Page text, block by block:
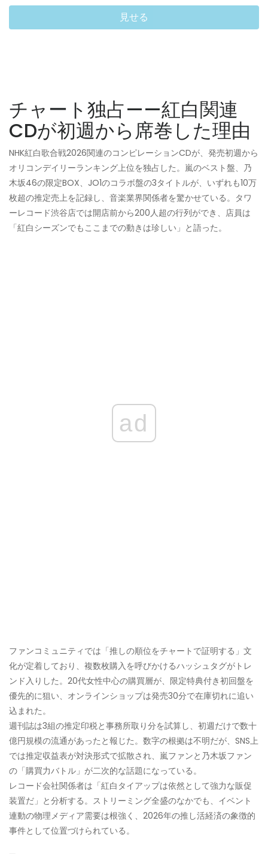
見せる
チャート独占——紅白関連
CDが初週から席巻した理由
NHK紅白歌合戦2026関連のコンピレーションCDが、発売初週から
オリコンデイリーランキング上位を独占した。嵐のベスト盤、乃
木坂46の限定BOX、JO1のコラボ盤の3タイトルが、いずれも10万
枚超の推定売上を記録し、音楽業界関係者を驚かせている。タワ
ーレコード渋谷店では開店前から200人超の行列ができ、店員は
「紅白シーズンでもここまでの動きは珍しい」と語った。
ad
ファンコミュニティでは「推しの順位をチャートで証明する」文
化が定着しており、複数枚購入を呼びかけるハッシュタグがトレ
ンド入りした。20代女性中心の購買層が、限定特典付き初回盤を
優先的に狙い、オンラインショップは発売30分で在庫切れに追い
込まれた。
週刊誌は3組の推定印税と事務所取り分を試算し、初週だけで数十
億円規模の流通があったと報じた。数字の根拠は不明だが、SNS上
では推定収益表が対決形式で拡散され、嵐ファンと乃木坂ファン
の「購買力バトル」が二次的な話題になっている。
レコード会社関係者は「紅白タイアップは依然として強力な販促
装置だ」と分析する。ストリーミング全盛のなかでも、イベント
連動の物理メディア需要は根強く、2026年の推し活経済の象徴的
事件として位置づけられている。